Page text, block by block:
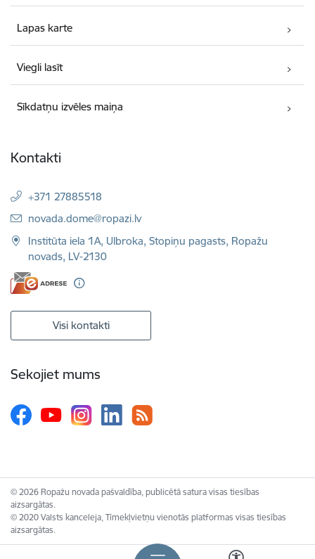
Lapas karte
Viegli lasīt
Sīkdatņu izvēles maiņa
Kontakti
+371 27885518
E-pasts:
novada.dome@ropazi.lv
Institūta iela 1A, Ulbroka, Stopiņu pagasts, Ropažu
novads, LV-2130
Visi kontakti
Sekojiet mums
© 2026 Ropažu novada pašvaldība, publicētā satura visas tiesības
aizsargātas.
© 2020 Valsts kanceleja, Tīmekļvietņu vienotās platformas visas tiesības
aizsargātas.